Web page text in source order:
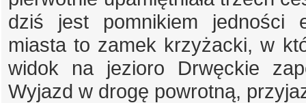
dziś jest pomnikiem jedności
miasta to zamek krzyżacki, w
widok na jezioro Drwęckie
Wyjazd w drogę powrotną,